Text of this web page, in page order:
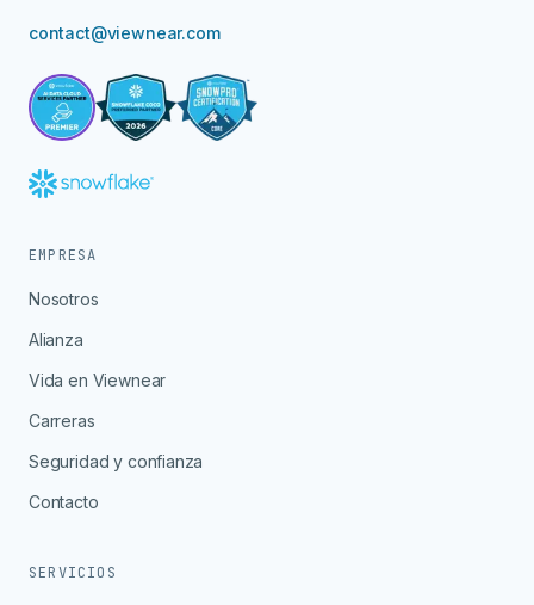
contact@viewnear.com
EMPRESA
Nosotros
Alianza
Vida en Viewnear
Carreras
Seguridad y confianza
Contacto
SERVICIOS